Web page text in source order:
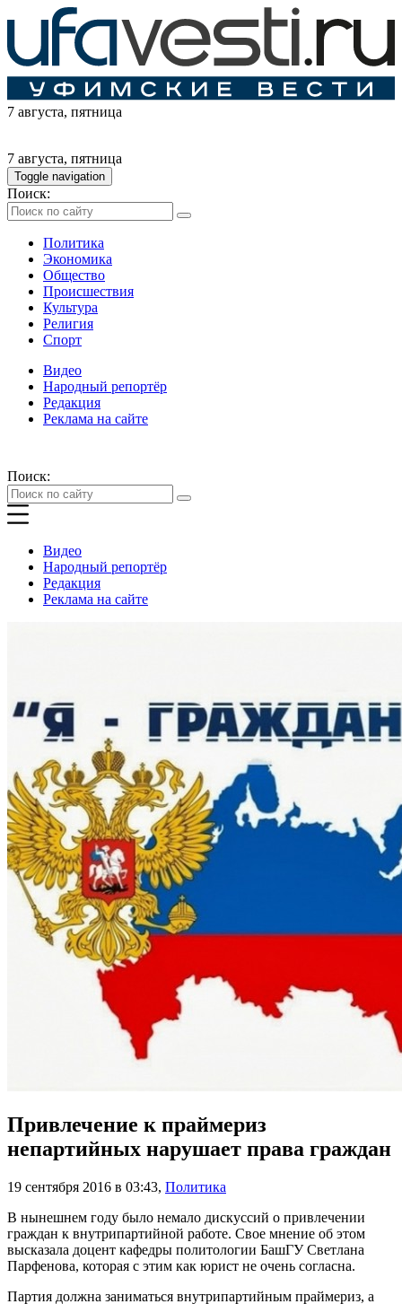
7 августа, пятница
7 августа, пятница
Toggle navigation
Поиск:
Политика
Экономика
Общество
Происшествия
Культура
Религия
Спорт
Видео
Народный репортёр
Редакция
Реклама на сайте
Поиск:
Видео
Народный репортёр
Редакция
Реклама на сайте
Привлечение к праймериз
непартийных нарушает права граждан
19 сентября 2016 в 03:43, Политика
В нынешнем году было немало дискуссий о привлечении
граждан к внутрипартийной работе. Свое мнение об этом
высказала доцент кафедры политологии БашГУ Светлана
Парфенова, которая с этим как юрист не очень согласна.
Партия должна заниматься внутрипартийным праймериз, а